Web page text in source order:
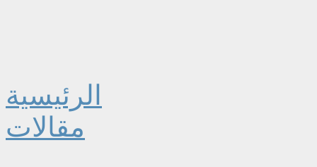
الرئيسية
مقالات